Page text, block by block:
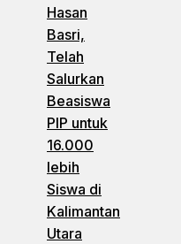
Hasan
Basri,
Telah
Salurkan
Beasiswa
PIP untuk
16.000
lebih
Siswa di
Kalimantan
Utara